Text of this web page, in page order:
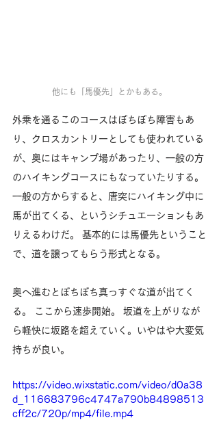
他にも「馬優先」とかもある。
外乗を通るこのコースはぼちぼち障害もあ
り、クロスカントリーとしても使われている
が、奥にはキャンプ場があったり、一般の方
のハイキングコースにもなっていたりする。
一般の方からすると、唐突にハイキング中に
馬が出てくる、というシチュエーションもあ
りえるわけだ。 基本的には馬優先ということ
で、道を譲ってもらう形式となる。
奥へ進むとぼちぼち真っすぐな道が出てく
る。 ここから速歩開始。 坂道を上がりなが
ら軽快に坂路を超えていく。いやはや大変気
持ちが良い。
https://video.wixstatic.com/video/d0a38
d_116683796c4747a790b84898513
cff2c/720p/mp4/file.mp4